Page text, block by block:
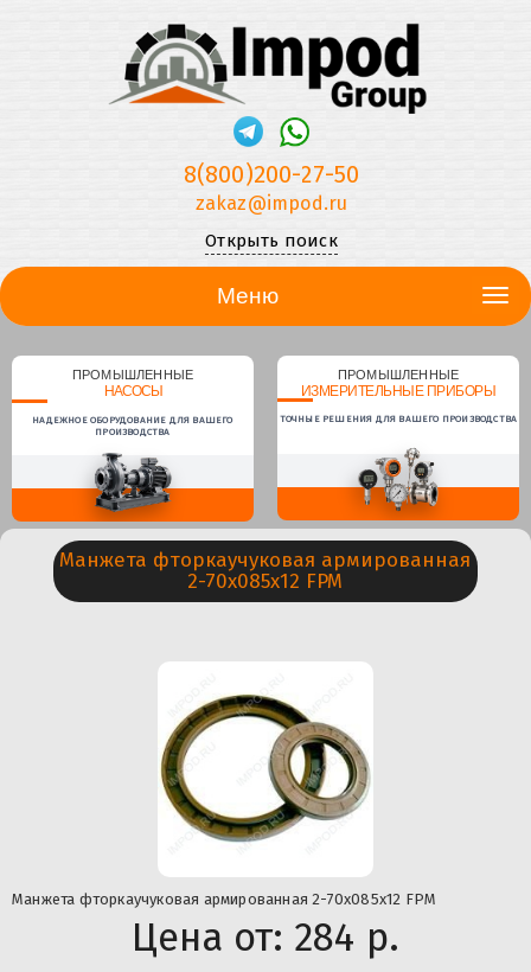
8(800)200-27-50
zakaz@impod.ru
Открыть поиск
Меню
ПРОМЫШЛЕННЫЕ
НАСОСЫ
НАДЕЖНОЕ ОБОРУДОВАНИЕ ДЛЯ ВАШЕГО
ПРОИЗВОДСТВА
ПРОМЫШЛЕННЫЕ
ИЗМЕРИТЕЛЬНЫЕ ПРИБОРЫ
ТОЧНЫЕ РЕШЕНИЯ ДЛЯ ВАШЕГО ПРОИЗВОДСТВА
Манжета фторкаучуковая армированная
2-70х085х12 FPM
Манжета фторкаучуковая армированная 2-70х085х12 FPM
Цена от: 284 р.